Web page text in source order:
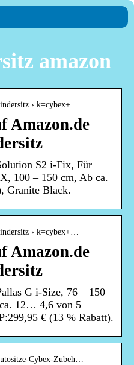
amazon
› k=cybex+…
Amazon.de
S2 i-Fix, Für
100 – 150 cm, Ab ca.
Granite Black.
› k=cybex+…
Amazon.de
G i-Size, 76 – 150
12… 4,6 von 5
€ (13 % Rabatt).
Cybex-Zubeh…